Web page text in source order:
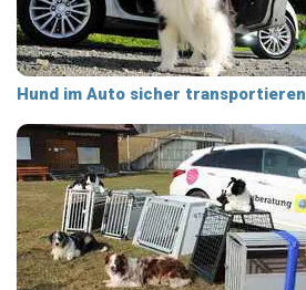
Hund im Auto sicher transportieren